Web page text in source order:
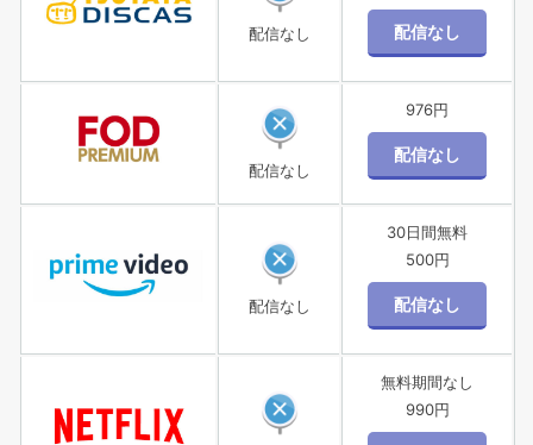
配信なし
配信なし
976円
配信なし
30日間無料
500円
無料期間なし
990円